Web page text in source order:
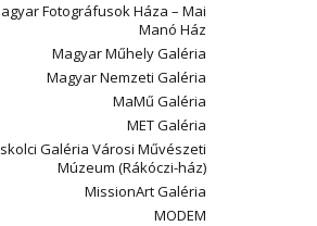
Fotográfusok Háza – Mai
Manó Ház
Magyar Műhely Galéria
Magyar Nemzeti Galéria
MaMű Galéria
MET Galéria
Galéria Városi Művészeti
Múzeum (Rákóczi-ház)
MissionArt Galéria
MODEM